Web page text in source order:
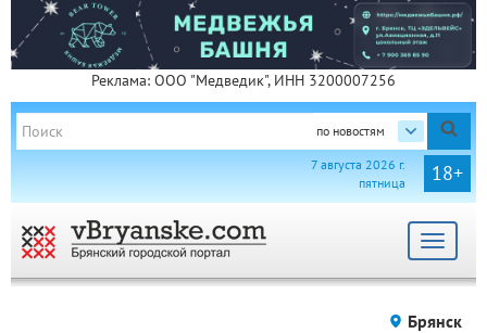
Реклама: ООО "Медведик", ИНН 3200007256
по новостям
18+
7 августа 2026 г.
пятница
Toggle
Брянск